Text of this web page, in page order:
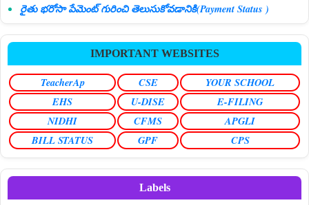
రైతు భరోసా పేమెంట్ గురించి తెలుసుకోవడానికి(Payment Status )
IMPORTANT WEBSITES
TeacherAp CSE
YOUR SCHOOL
EHS
U-DISE
E-FILING
NIDHI
CFMS
APGLI
BILL STATUS
GPF CPS
Labels